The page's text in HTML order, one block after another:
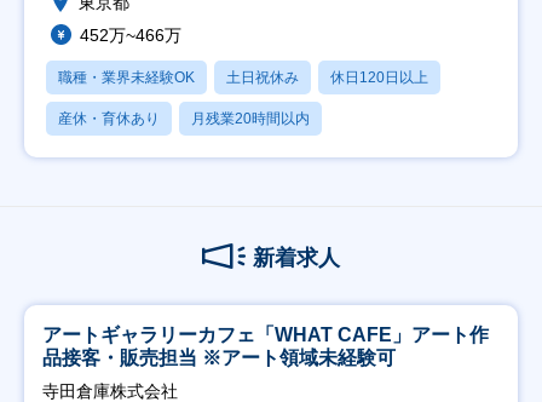
452万~466万
職種・業界未経験OK 土日祝休み 休日120日以上
産休・育休あり 月残業20時間以内
新着求人
アートギャラリーカフェ「WHAT CAFE」アート作
品接客・販売担当 ※アート領域未経験可
寺田倉庫株式会社